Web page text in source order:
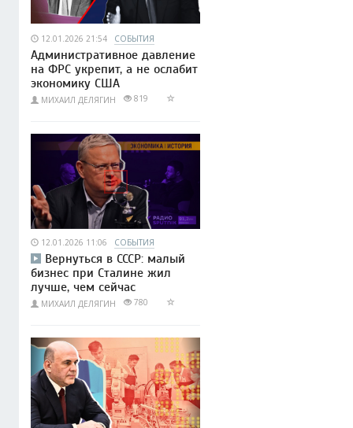
12.01.2026 21:54 СОБЫТИЯ
Административное давление
на ФРС укрепит, а не ослабит
экономику США
МИХАИЛ ДЕЛЯГИН 819
12.01.2026 11:06 СОБЫТИЯ
Вернуться в СССР: малый
бизнес при Сталине жил
лучше, чем сейчас
МИХАИЛ ДЕЛЯГИН 780